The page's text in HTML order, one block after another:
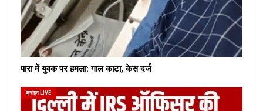
पारा में युवक पर हमला: गाल काटा, केस दर्ज
क्राइम LIVE